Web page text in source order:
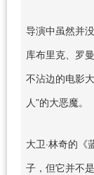
导演中虽然并
库布里克、罗
不沾边的电影
人”的大恶魔。
大卫·林奇的《
子，但它并不